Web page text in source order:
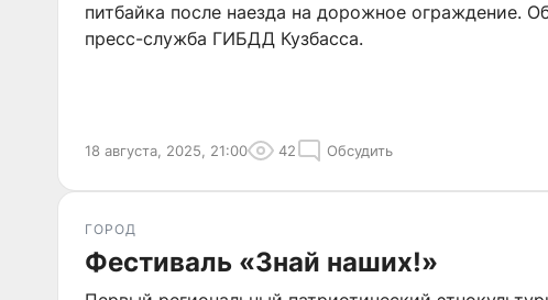
питбайка после наезда на дорожное ограждение.
пресс-служба ГИБДД Кузбасса.
18 августа, 2025, 21:00 42 Обсудить
ГОРОД
Фестиваль «Знай наших!»